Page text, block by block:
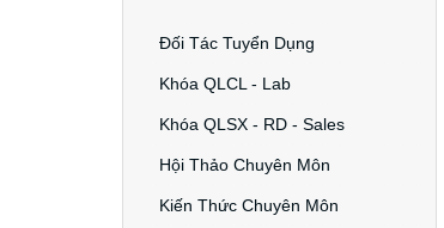
Đối Tác Tuyển Dụng
Khóa QLCL - Lab
Khóa QLSX - RD - Sales
Hội Thảo Chuyên Môn
Kiến Thức Chuyên Môn